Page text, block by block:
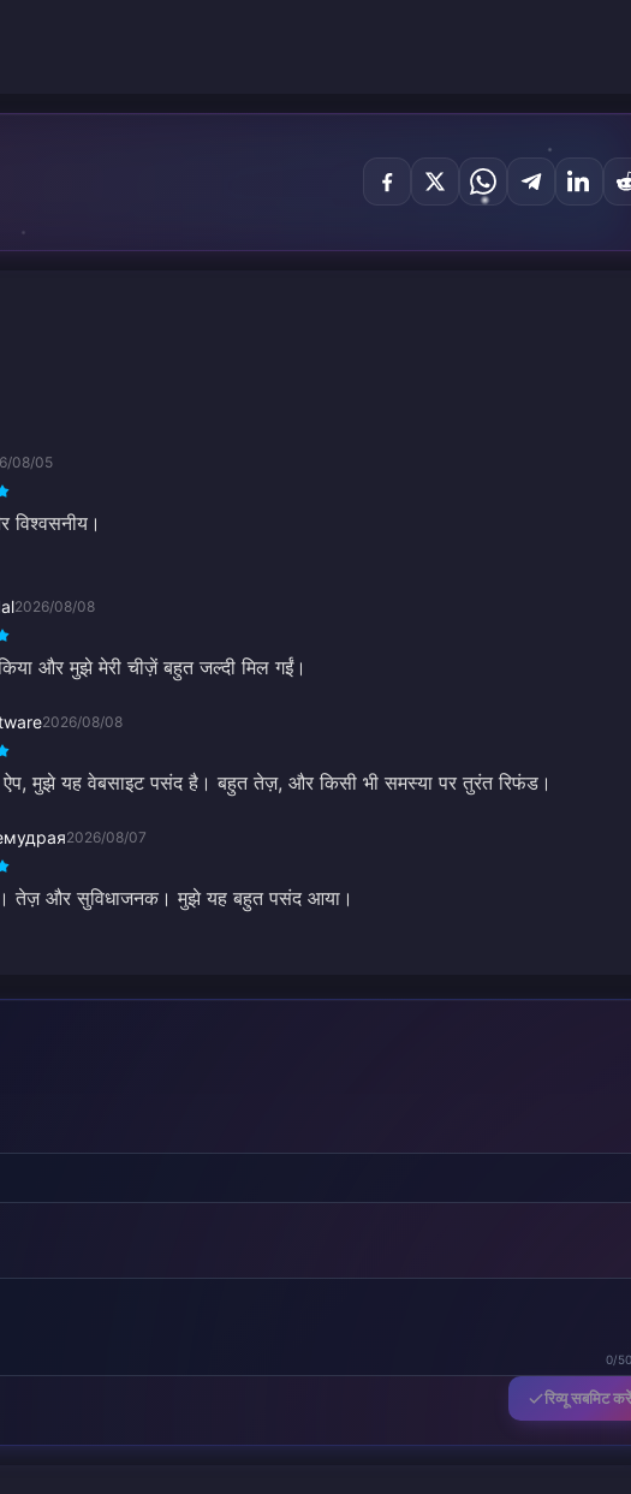
08/05
2026/08/08
और मुझे मेरी चीज़ें बहुत जल्दी मिल गईं।
2026/08/08
मुझे यह वेबसाइट पसंद है। बहुत तेज़, और किसी भी समस्या पर तुरंत रिफंड।
2026/08/07
तेज़ और सुविधाजनक। मुझे यह बहुत पसंद आया।
0/
रिव्यू सबमिट करें